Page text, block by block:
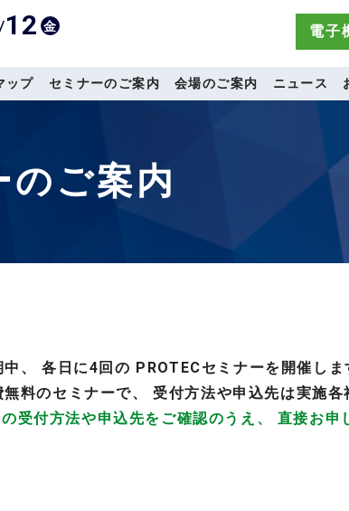
12 金 電子
ップ セミナーのご案内 会場のご案内 ニュース
のご案内
、 各日に4回の PROTECセミナーを開催しま
料のセミナーで、 受付方法や申込先は実施各
受付方法や申込先をご確認のうえ、 直接お申